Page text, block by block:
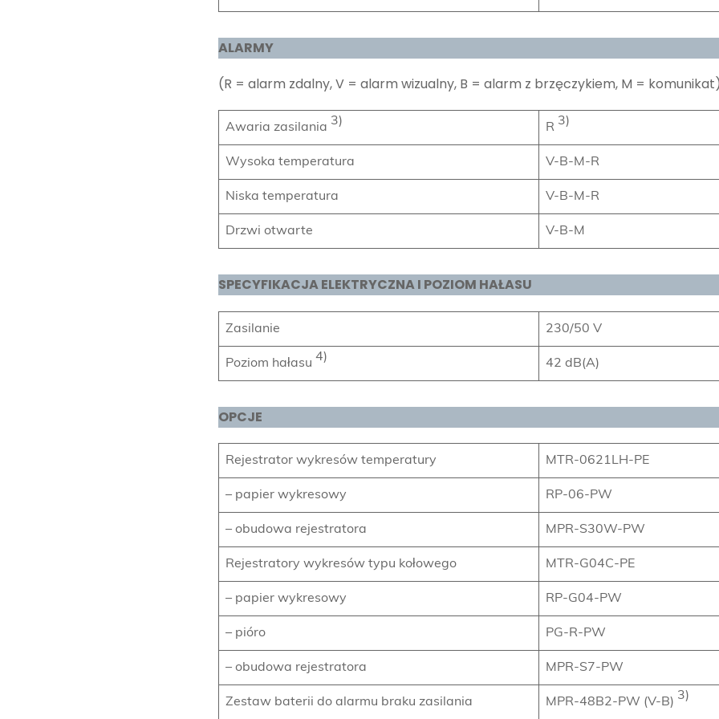
ALARMY
(R = alarm zdalny, V = alarm wizualny, B = alarm z brzęczykiem, M =
Awaria zasilania 3) R 3)
Wysoka temperatura V-B-M-R
Niska temperatura V-B-M-R
Drzwi otwarte V-B-M
SPECYFIKACJA ELEKTRYCZNA I POZIOM HAŁASU
Zasilanie 230/50 V
Poziom hałasu 4) 42 dB(A)
OPCJE
Rejestrator wykresów temperatury MTR-0621LH-PE
– papier wykresowy RP-06-PW
– obudowa rejestratora MPR-S30W-PW
Rejestratory wykresów typu kołowego MTR-G04C-PE
– papier wykresowy RP-G04-PW
– pióro PG-R-PW
– obudowa rejestratora MPR-S7-PW
Zestaw baterii do alarmu braku zasilania MPR-48B2-PW (V-B) 3)